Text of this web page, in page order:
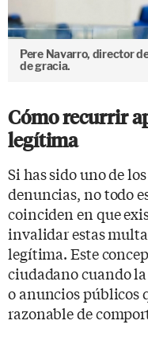
Pere Navarro, director
de gracia.
Cómo recurrir
legítima
Si has sido uno de
denuncias, no todo
coinciden en que
invalidar estas
legítima. Este
ciudadano cuando
o anuncios públicos
razonable de